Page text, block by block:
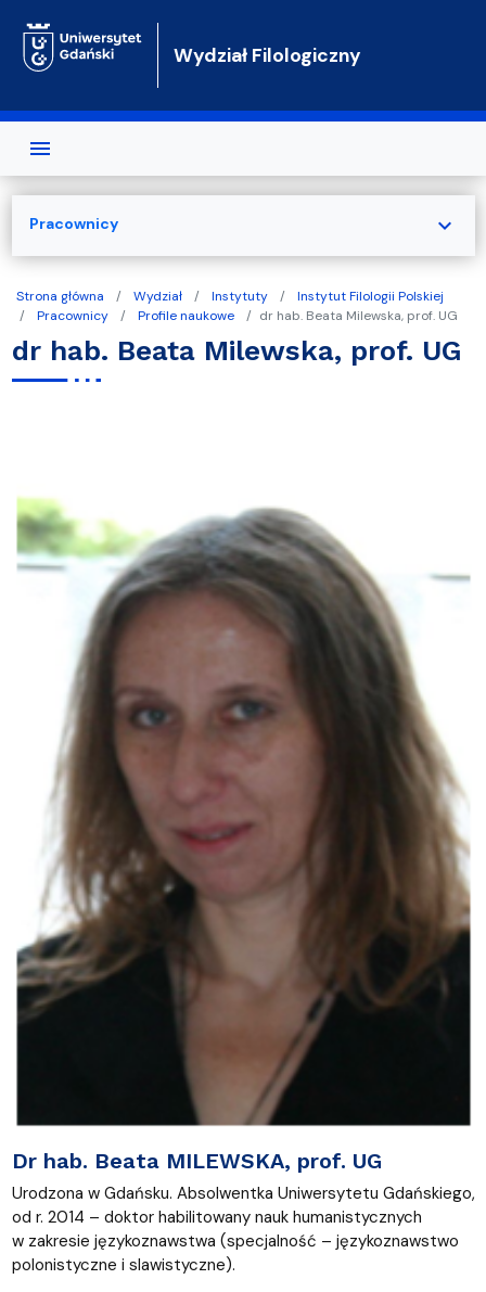
Wydział Filologiczny
Strona główna Wydział Instytuty
Instytut Filologii Polskiej
Pracownicy
Profile naukowe dr hab. Beata Milewska, prof. UG
dr hab. Beata Milewska, prof. UG
Dr hab. Beata MILEWSKA, prof. UG
Urodzona w Gdańsku. Absolwentka Uniwersytetu Gdańskiego,
od r. 2014 – doktor habilitowany nauk humanistycznych
w zakresie językoznawstwa (specjalność – językoznawstwo
polonistyczne i slawistyczne).
Pracownicy expand_more